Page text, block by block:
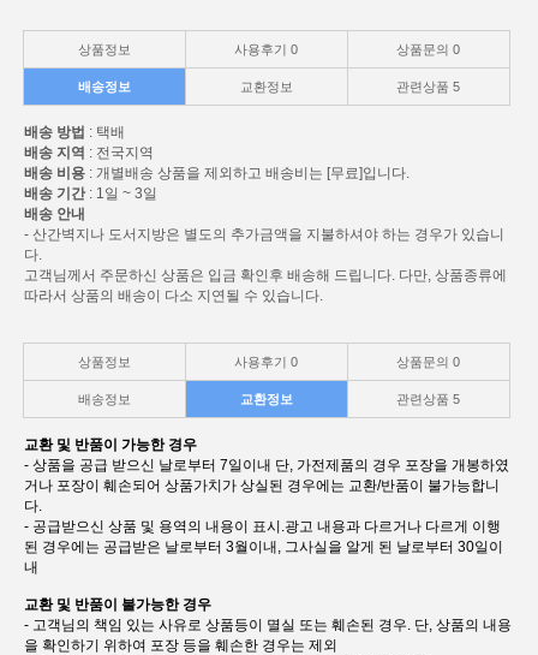
상품정보 사용후기0 상품문의0
배송정보 교환정보 관련상품5
배송 방법 : 택배
배송 지역 : 전국지역
배송 비용 : 개별배송 상품을 제외하고 배송비는 [무료]입니다.
배송 기간: 1일 ~ 3일
배송 안내
- 산간벽지나 도서지방은 별도의 추가금액을 지불하셔야 하는 경우가 있습니
다.
고객님께서 주문하신 상품은 입금 확인후 배송해 드립니다. 다만, 상품종류에
따라서 상품의 배송이 다소 지연될 수 있습니다.
상품정보 사용후기0 상품문의0
배송정보 교환정보 관련상품5
교환 및 반품이 가능한 경우
- 상품을 공급 받으신 날로부터 7일이내 단, 가전제품의 경우 포장을 개봉하였
거나 포장이 훼손되어 상품가치가 상실된 경우에는 교환/반품이 불가능합니
다.
- 공급받으신 상품 및 용역의 내용이 표시.광고 내용과 다르거나 다르게 이행
된 경우에는 공급받은 날로부터 3월이내, 그사실을 알게 된 날로부터 30일이
내
교환 및 반품이 불가능한 경우
- 고객님의 책임 있는 사유로 상품등이 멸실 또는 훼손된 경우. 단, 상품의 내용
을 확인하기 위하여 포장 등을 훼손한 경우는 제외